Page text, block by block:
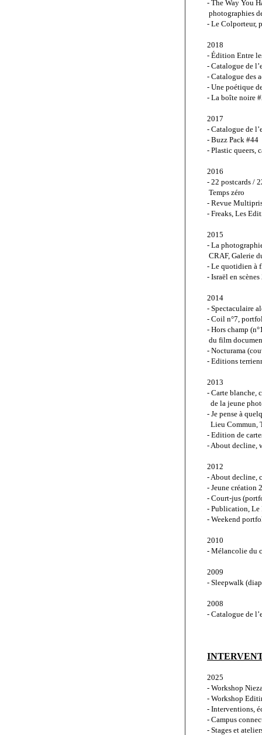
- The Way You
photographies
- Le Colporteur,
2018
- Édition Entre
- Catalogue de
- Catalogue des
- Une poétique
- La boîte noire
2017
- Catalogue de
- Buzz Pack #44
- Plastic queers,
2016
- 22 postcards /
Temps zéro
- Revue
- Freaks, Les
2015
- La
CRAF, Galerie
- Le quotidien à
- Israël en
2014
- Spectaculaire
- Coil n°7,
- Hors champ
du film
- Nocturama
- Editions
2013
- Carte blanche,
de la jeune
- Je pense à
Lieu Commun,
- Edition de
- About decline,
2012
- About decline,
- Jeune création
- Court-jus
- Publication, Le
- Weekend
2010
- Mélancolie du
2009
- Sleepwalk
2008
- Catalogue de
2025
- Workshop
- Workshop
- Interventions,
- Campus
- Stages et